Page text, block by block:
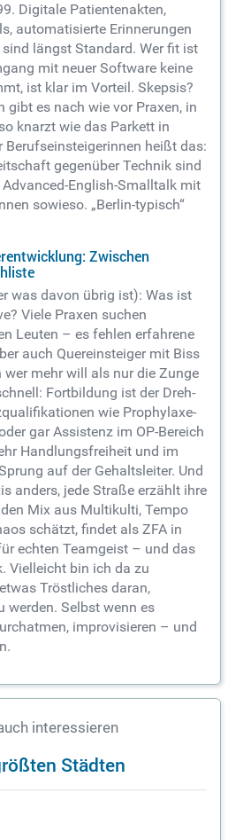
Digitale Patientenakten,
automatisierte Erinnerungen
längst Standard. Wer fit ist
mit neuer Software keine
ist klar im Vorteil. Skepsis?
gibt es nach wie vor Praxen, in
knarzt wie das Parkett in
Berufseinsteigerinnen heißt das:
gegenüber Technik sind
English-Smalltalk mit
sowieso. „Berlin-typisch“
Zwischen
was davon übrig ist): Was ist
Viele Praxen suchen
Leuten – es fehlen erfahrene
auch Quereinsteiger mit Biss
mehr will als nur die Zunge
Fortbildung ist der Dreh-
wie Prophylaxe-
gar Assistenz im OP-Bereich
Handlungsfreiheit und im
auf der Gehaltsleiter. Und
anders, jede Straße erzählt ihre
Mix aus Multikulti, Tempo
schätzt, findet als ZFA in
echten Teamgeist – und das
Vielleicht bin ich da zu
Tröstliches daran,
werden. Selbst wenn es
improvisieren – und
interessieren
Städten